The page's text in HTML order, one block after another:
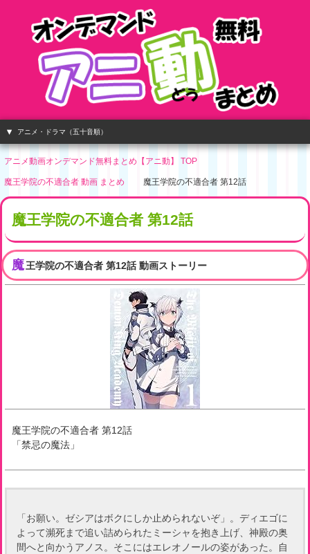
アニメ・ドラマ（五十音順）
アニメ動画オンデマンド無料まとめ【アニ動】 TOP
魔王学院の不適合者 動画 まとめ 魔王学院の不適合者 第12話
魔王学院の不適合者 第12話
魔王学院の不適合者 第12話 動画ストーリー
魔王学院の不適合者 第12話
「禁忌の魔法 」
「お願い。ゼシアはボクにしか止められないぞ」。ディエゴに
よって瀕死まで追い詰められたミーシャを抱き上げ、神殿の奥
間へと向かうアノス。そこにはエレオノールの姿があった。自